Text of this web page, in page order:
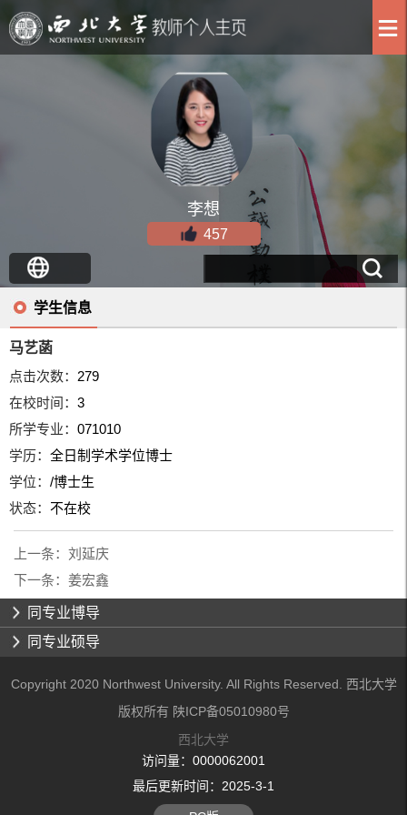
李想
457
学生信息
马艺菡
点击次数： 279
在校时间：3
所学专业：071010
学历：全日制学术学位博士
学位：/博士生
状态：不在校
上一条： 刘延庆
下一条： 姜宏鑫
同专业博导
同专业硕导
Copyright 2020 Northwest University. All Rights Reserved. 西北大学
版权所有 陕ICP备05010980号
西北大学
访问量： 0000062001
最后更新时间： 2025-3-1